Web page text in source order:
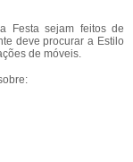
Festa sejam feitos de
deve procurar a Estilo
de móveis.